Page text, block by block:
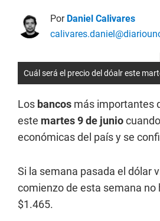
Por Daniel Calivares
Cuál será el precio del dóalr este
Los bancos más importantes
este martes 9 de junio
económicas del país y se
Si la semana pasada el dólar
comienzo de esta semana no
$1.465.